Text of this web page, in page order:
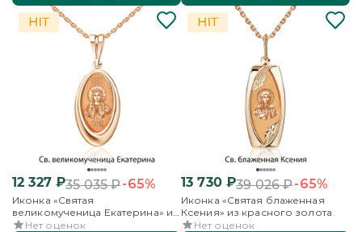
12 327₽35 035₽-65%
Иконка «Святая
великомученица Екатерина» из
красного золота
Нет оценок
13 730₽39 026₽-65%
Иконка «Святая блаженная
Ксения» из красного золота
Нет оценок